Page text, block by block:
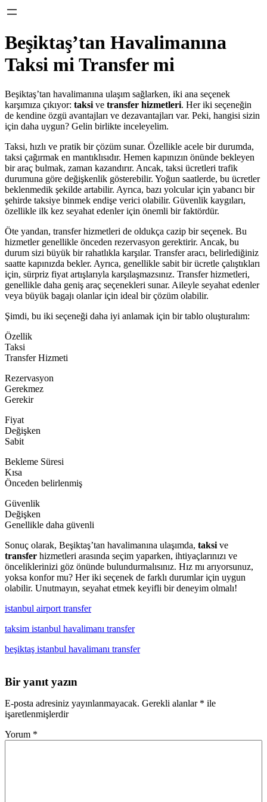
Beşiktaş’tan Havalimanına
Taksi mi Transfer mi
Beşiktaş’tan havalimanına ulaşım sağlarken, iki ana seçenek
karşımıza çıkıyor: taksi ve transfer hizmetleri. Her iki seçeneğin
de kendine özgü avantajları ve dezavantajları var. Peki, hangisi sizin
için daha uygun? Gelin birlikte inceleyelim.
Taksi, hızlı ve pratik bir çözüm sunar. Özellikle acele bir durumda,
taksi çağırmak en mantıklısıdır. Hemen kapınızın önünde bekleyen
bir araç bulmak, zaman kazandırır. Ancak, taksi ücretleri trafik
durumuna göre değişkenlik gösterebilir. Yoğun saatlerde, bu ücretler
beklenmedik şekilde artabilir. Ayrıca, bazı yolcular için yabancı bir
şehirde taksiye binmek endişe verici olabilir. Güvenlik kaygıları,
özellikle ilk kez seyahat edenler için önemli bir faktördür.
Öte yandan, transfer hizmetleri de oldukça cazip bir seçenek. Bu
hizmetler genellikle önceden rezervasyon gerektirir. Ancak, bu
durum sizi büyük bir rahatlıkla karşılar. Transfer aracı, belirlediğiniz
saatte kapınızda bekler. Ayrıca, genellikle sabit bir ücretle çalıştıkları
için, sürpriz fiyat artışlarıyla karşılaşmazsınız. Transfer hizmetleri,
genellikle daha geniş araç seçenekleri sunar. Aileyle seyahat edenler
veya büyük bagajı olanlar için ideal bir çözüm olabilir.
Şimdi, bu iki seçeneği daha iyi anlamak için bir tablo oluşturalım:
Özellik
Taksi
Transfer Hizmeti
Rezervasyon
Gerekmez
Gerekir
Fiyat
Değişken
Sabit
Bekleme Süresi
Kısa
Önceden belirlenmiş
Güvenlik
Değişken
Genellikle daha güvenli
Sonuç olarak, Beşiktaş’tan havalimanına ulaşımda, taksi ve
transfer hizmetleri arasında seçim yaparken, ihtiyaçlarınızı ve
önceliklerinizi göz önünde bulundurmalısınız. Hız mı arıyorsunuz,
yoksa konfor mu? Her iki seçenek de farklı durumlar için uygun
olabilir. Unutmayın, seyahat etmek keyifli bir deneyim olmalı!
istanbul airport transfer
taksim istanbul havalimanı transfer
beşiktaş istanbul havalimanı transfer
Bir yanıt yazın
E-posta adresiniz yayınlanmayacak. Gerekli alanlar * ile
işaretlenmişlerdir
Yorum *